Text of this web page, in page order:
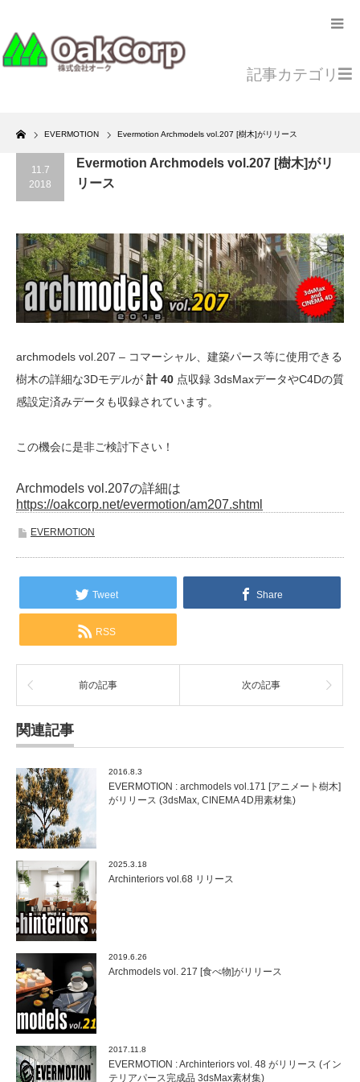
Home
EVERMOTION Evermotion Archmodels vol.207 [樹木]がリリース
記事カテゴリ
11.7
2018
Evermotion Archmodels vol.207 [樹木]がリ
リース
archmodels vol.207 – コマーシャル、建築パース等に使用できる
樹木の詳細な3Dモデルが 計 40 点収録 3dsMaxデータやC4Dの質
感設定済みデータも収録されています。
この機会に是非ご検討下さい！
Archmodels vol.207の詳細は
https://oakcorp.net/evermotion/am207.shtml
EVERMOTION
Tweet Share
RSS
前の記事 次の記事
関連記事
2016.8.3
EVERMOTION : archmodels vol.171 [アニメート樹木]
がリリース (3dsMax, CINEMA 4D用素材集)
2025.3.18
Archinteriors vol.68 リリース
2019.6.26
Archmodels vol. 217 [食べ物]がリリース
2017.11.8
EVERMOTION : Archinteriors vol. 48 がリリース (イン
テリアパース完成品 3dsMax素材集)